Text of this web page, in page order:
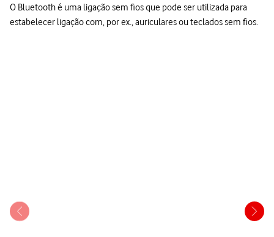
O Bluetooth é uma ligação sem fios que pode ser utilizada para
estabelecer ligação com, por ex., auriculares ou teclados sem fios.